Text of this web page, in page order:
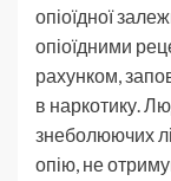
опіоїдної
опіоїдними
рахунком,
в наркотику.
знеболюючих
опію, не